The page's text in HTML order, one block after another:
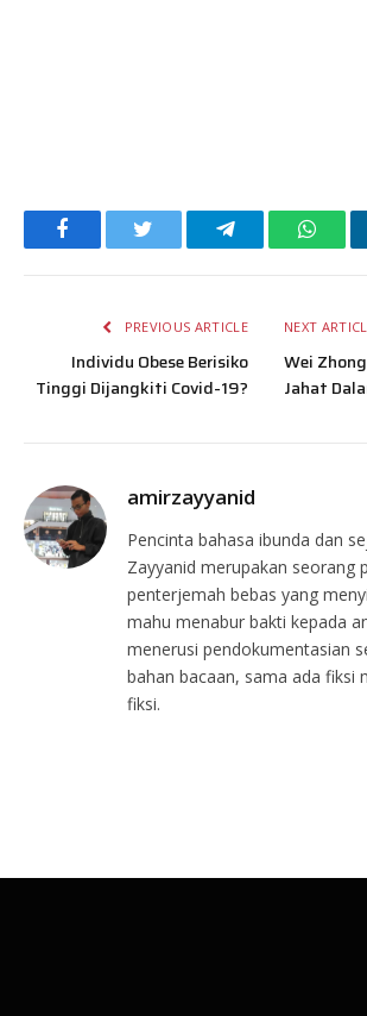
Facebook Telegram
PREVIOUS ARTICLE
Individu Obese Berisiko
Tinggi Dijangkiti Covid-19?
NEXT
Wei
Jahat
amirzayyanid
Pencinta bahasa ibunda dan
Zayyanid merupakan seorang
penterjemah bebas yang
mahu menabur bakti kepada
menerusi pendokumentasian
bahan bacaan, sama ada fiksi
fiksi.